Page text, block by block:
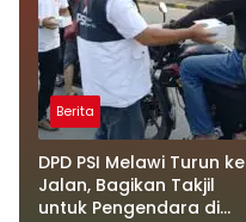
Berita
DPD PSI Melawi Turun ke
Jalan, Bagikan Takjil
untuk Pengendara di